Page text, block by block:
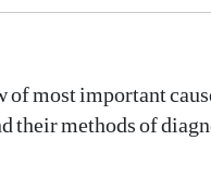
of most important
their methods of